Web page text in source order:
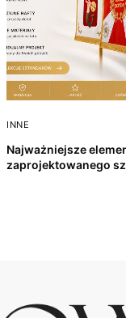
INNE
Najważniejsze
zaprojektowanego